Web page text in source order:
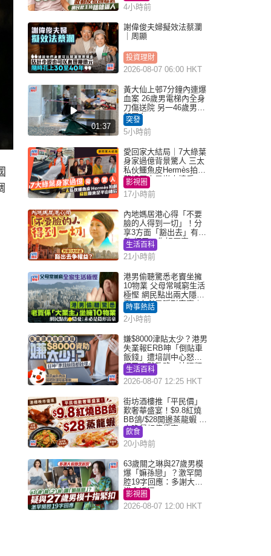
4小時前
謝偉俊夫婦擬效法蔡瀾
｜周顯
投資理財
2026-08-07 06:00 HKT
01:37
黃大仙上邨7分鐘內連爆
血案 26歲男電梯內全身
刀傷送院 另一46歲男倒
斃平台
突發
5小時前
愛回家大結局｜7大綠葉
身家過億背景驚人 三太
私伙鱷魚皮Hermès拍劇
蘇姐原來是半山樓后
影視圈
17小時前
內地媽居港心得「不要
臉的人得到一切」！分
享3方面「豁出去」有著
數 網民：你好厲害
生活百科
21小時前
港男偷聽驚悉老竇坐擁
10物業 父母常喊窮生活
極慳 網民點出兩大隱
憂：未必是隱形富豪｜
Juicy叮
時事熱話
2小時前
嫌$8000津貼太少？港男
失業報ERB呻「倒貼車
飯錢」遭培訓中心怒轟
網民幽默教路：揀呢類
課程唔會蝕...
生活百科
2026-08-07 12:25 HKT
街坊酒樓推「平民價」
歎奢華盛宴！$9.8紅燒
BB鴿/$28開邊蒸龍蝦 3
大晚餐超值優惠
飲食
20小時前
63歲關之琳與27歲男模
爆「嫲孫戀」？激罕開
腔19字回應：多謝大家
掛念近況
影視圈
2026-08-07 12:00 HKT